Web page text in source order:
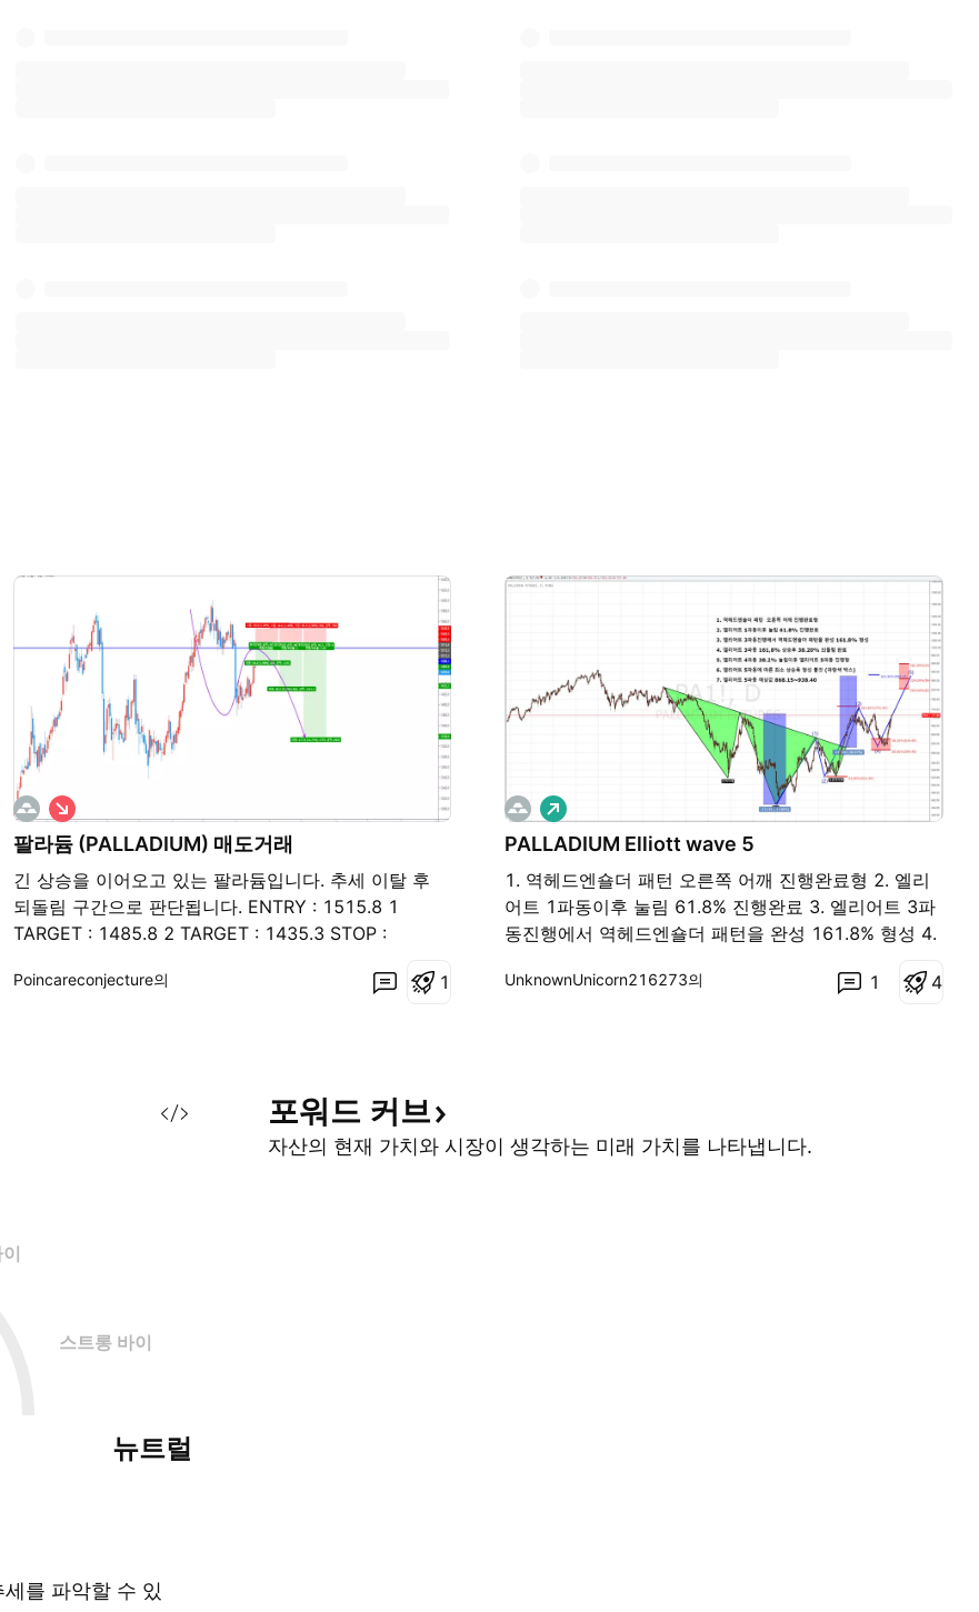
팔라듐 (PALLADIUM) 매도거래
긴 상승을 이어오고 있는 팔라듐입니다. 추세 이탈 후
되돌림 구간으로 판단됩니다. ENTRY : 1515.8 1
TARGET : 1485.8 2 TARGET : 1435.3 STOP :
숏
Poincareconjecture의 1
PALLADIUM Elliott wave 5
1. 역헤드엔숄더 패턴 오른쪽 어깨 진행완료형 2. 엘리
어트 1파동이후 눌림 61.8% 진행완료 3. 엘리어트 3파
동진행에서 역헤드엔숄더 패턴을 완성 161.8% 형성 4.
5. 엘리어트 4파동 38.2% 눌림이후 엘리어트 5파동 진
롱
UnknownUnicorn216273의 1 4
스트롱 바이
뉴트럴
포워드 커브
자산의 현재 가치와 시장이 생각하는 미래 가치를 나타냅니다.
를 파악할 수 있